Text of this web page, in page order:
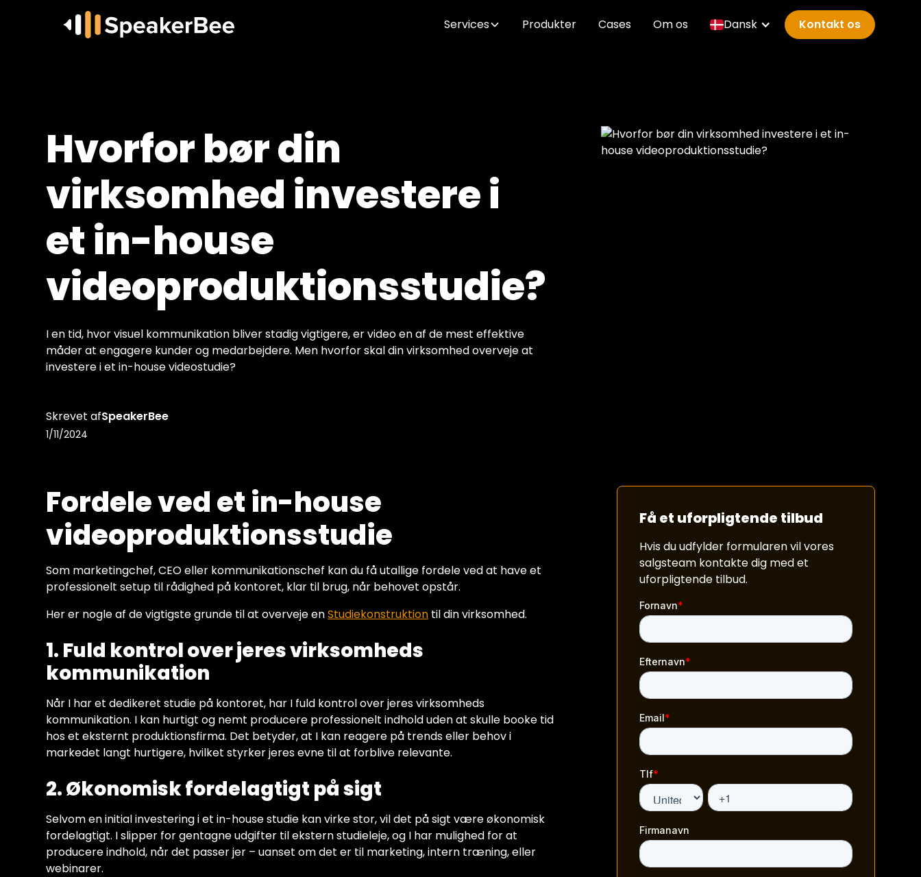
Services Produkter Cases Om os Dansk Kontakt os
Hvorfor bør din
virksomhed investere i
et in-house
videoproduktionsstudie?
I en tid, hvor visuel kommunikation bliver stadig vigtigere, er video en af de mest effektive
måder at engagere kunder og medarbejdere. Men hvorfor skal din virksomhed overveje at
investere i et in-house videostudie?
Skrevet afSpeakerBee
1/11/2024
Fordele ved et in-house
videoproduktionsstudie
Som marketingchef, CEO eller kommunikationschef kan du få utallige fordele ved at have et
professionelt setup til rådighed på kontoret, klar til brug, når behovet opstår.
Her er nogle af de vigtigste grunde til at overveje enStudiekonstruktion til din virksomhed.
1. Fuld kontrol over jeres virksomheds
kommunikation
Når I har et dedikeret studie på kontoret, har I fuld kontrol over jeres virksomheds
kommunikation. I kan hurtigt og nemt producere professionelt indhold uden at skulle booke tid
hos et eksternt produktionsfirma. Det betyder, at I kan reagere på trends eller behov i
markedet langt hurtigere, hvilket styrker jeres evne til at forblive relevante.
2. Økonomisk fordelagtigt på sigt
Selvom en initial investering i et in-house studie kan virke stor, vil det på sigt være økonomisk
fordelagtigt. I slipper for gentagne udgifter til ekstern studieleje, og I har mulighed for at
producere indhold, når det passer jer – uanset om det er til marketing, intern træning, eller
webinarer.
Få et uforpligtende tilbud
Hvis du udfylder formularen vil vores
salgsteam kontakte dig med et
uforpligtende tilbud.